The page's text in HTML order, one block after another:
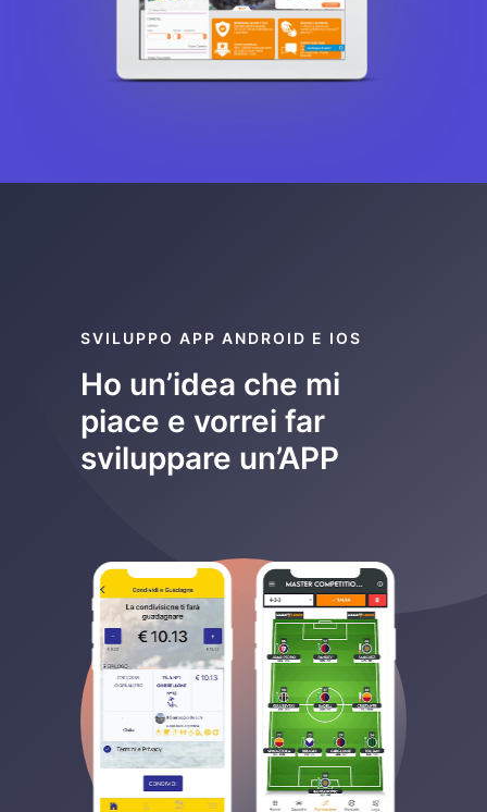
SVILUPPO APP ANDROID E IOS
Ho un’idea che mi
piace e vorrei far
sviluppare un’APP